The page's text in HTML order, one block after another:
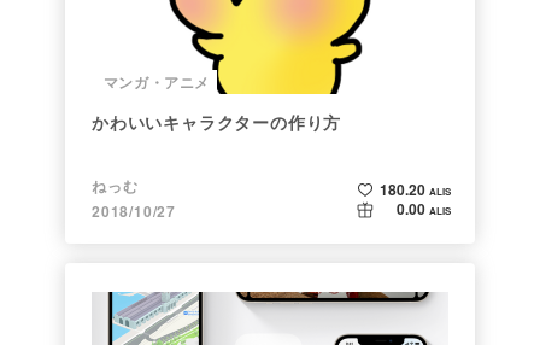
マンガ・アニメ
かわいいキャラクターの作り方
ねっむ
2018/10/27
180.20 ALIS
0.00 ALIS